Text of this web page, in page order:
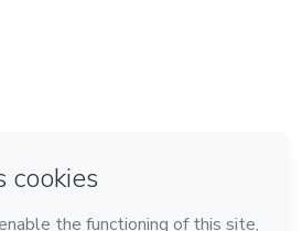
do México